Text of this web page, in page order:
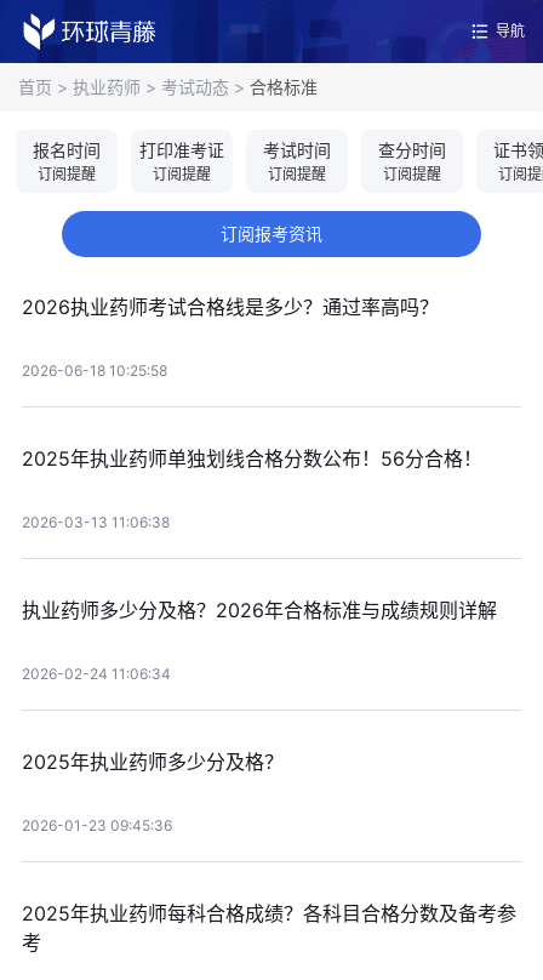
导航
首页 > 执业药师 > 考试动态 > 合格标准
报名时间
订阅提醒
打印准考证
订阅提醒
考试时间
订阅提醒
查分时间
订阅提醒
证书
订阅
订阅报考资讯
2026执业药师考试合格线是多少？通过率高吗？
2026-06-18 10:25:58
2025年执业药师单独划线合格分数公布！56分合格！
2026-03-13 11:06:38
执业药师多少分及格？2026年合格标准与成绩规则详解
2026-02-24 11:06:34
2025年执业药师多少分及格？
2026-01-23 09:45:36
2025年执业药师每科合格成绩？各科目合格分数及备考参
考